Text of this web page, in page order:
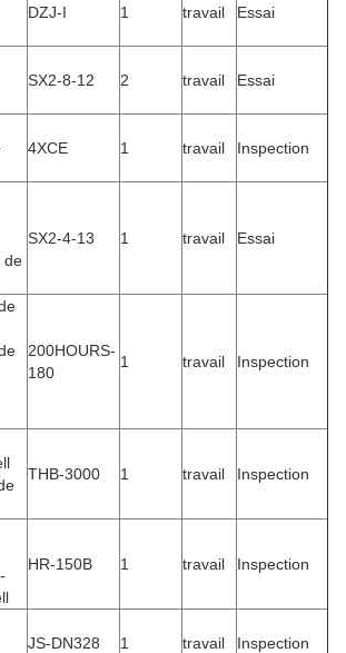
DZJ-I 1 travail Essai
SX2-8-12 2 travail Essai
4XCE 1 travail Inspection
de
SX2-4-13 1 travail Essai
200HOURS-
180
1 travail Inspection
THB-3000 1 travail Inspection
HR-150B 1 travail Inspection
JS-DN328 1 travail Inspection